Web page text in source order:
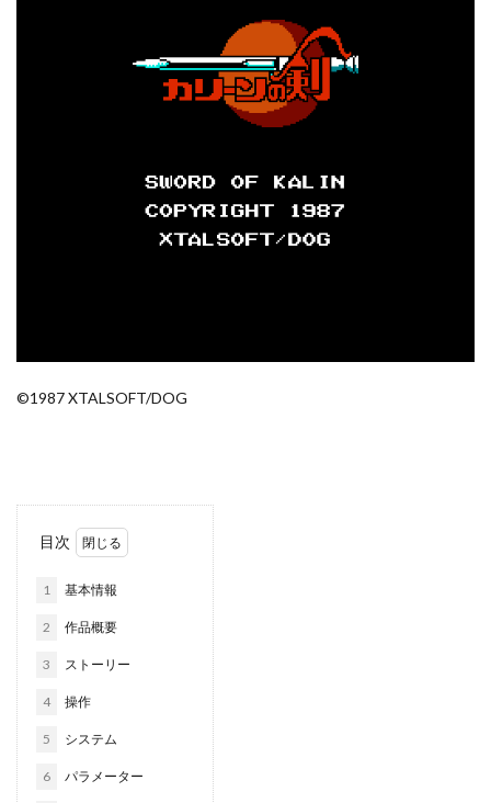
©1987 XTALSOFT/DOG
目次
1 基本情報
2 作品概要
3 ストーリー
4 操作
5 システム
6 パラメーター